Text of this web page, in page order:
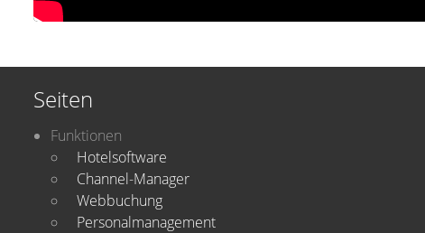
Seiten
Funktionen
Hotelsoftware
Channel-Manager
Webbuchung
Personalmanagement